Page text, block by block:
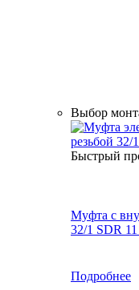
Выбор
Быстрый
Муфта с
32/1 SDR
Подробнее